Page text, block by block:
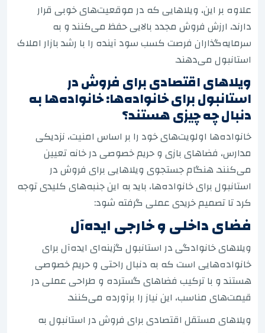
علاوه بر این، ویلاهایی که در موقعیت‌های خوبی قرار
دارند، ارزش فروش مجدد بالایی حفظ می‌کنند و به
سرمایه‌گذاران فرصت کسب سود آینده را با رشد بازار املاک
استانبول می‌دهند.
ویلاهای اقتصادی برای فروش در
استانبول برای خانواده‌ها: خانواده‌ها به
دنبال چه چیزی هستند؟
خانواده‌ها اولویت‌های خود را بر اساس امنیت، نزدیکی
مدارس، فضاهای بازی و حریم خصوصی در خانه تعیین
می‌کنند. هنگام جستجوی ویلاهایی برای فروش در
استانبول برای خانواده‌ها، باید به این جنبه‌های کلیدی توجه
کرد تا تصمیم خریدی عملی گرفته شود:
فضای داخلی و خارجی ایده‌آل
ویلاهای خانوادگی در استانبول گزینه‌ای ایده‌آل برای
خانواده‌هایی است که به دنبال راحتی و حریم خصوصی
هستند و با ترکیب فضاهای گسترده و طراحی عملی در
قیمت‌های مناسب، این نیاز را برآورده می‌کنند.
ویلاهای مستقل اقتصادی برای فروش در استانبول به